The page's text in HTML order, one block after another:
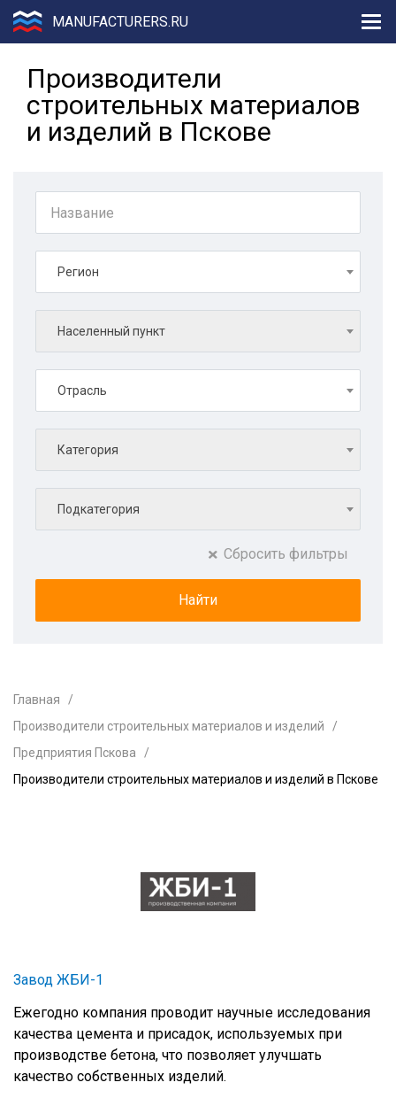
MANUFACTURERS.RU
Производители
строительных материалов
и изделий в Пскове
Регион
Населенный пункт
Отрасль
Категория
Подкатегория
Сбросить фильтры
Главная
Производители строительных материалов и изделий
Предприятия Пскова
Производители строительных материалов и изделий в Пскове
Завод ЖБИ-1
Ежегодно компания проводит научные исследования
качества цемента и присадок, используемых при
производстве бетона, что позволяет улучшать
качество собственных изделий.